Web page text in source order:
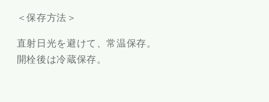
＜保存方法＞
直射日光を避けて、常温保存。
開栓後は冷蔵保存。